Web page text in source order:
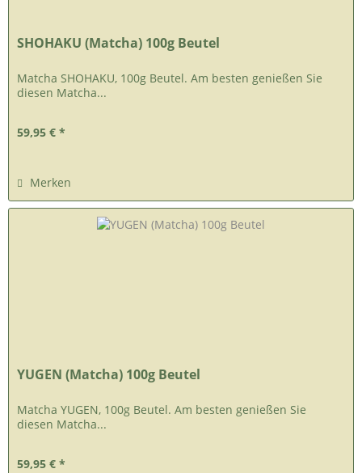
SHOHAKU (Matcha) 100g Beutel
Matcha SHOHAKU, 100g Beutel. Am besten genießen Sie
diesen Matcha...
59,95 € *
Merken
YUGEN (Matcha) 100g Beutel
Matcha YUGEN, 100g Beutel. Am besten genießen Sie
diesen Matcha...
59,95 € *